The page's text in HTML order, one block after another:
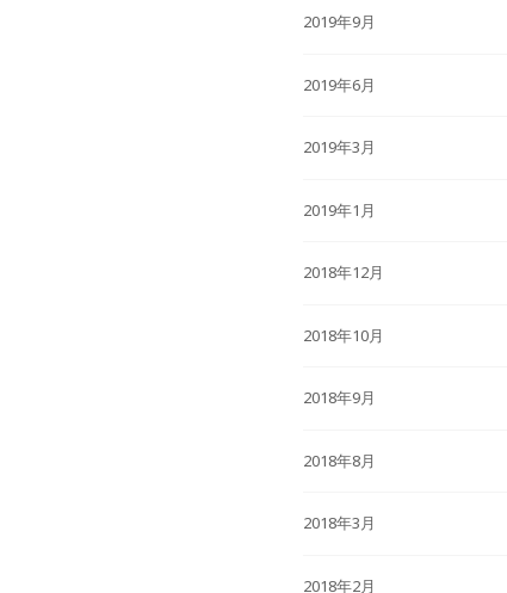
2019年9月
2019年6月
2019年3月
2019年1月
2018年12月
2018年10月
2018年9月
2018年8月
2018年3月
2018年2月